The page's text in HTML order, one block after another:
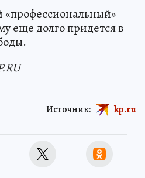
«профессиональный»
еще долго придется в
Источник: kp.ru